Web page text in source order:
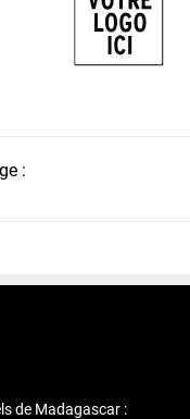
:
de Madagascar :